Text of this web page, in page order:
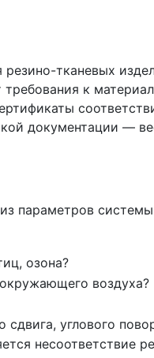
резино-тканевых
к
документации —
параметров
озона?
воздуха?
углового
несоответствие